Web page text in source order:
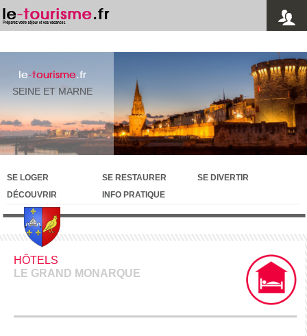
le-tourisme.fr
SEINE ET MARNE
SE LOGER SE RESTAURER
SE DIVERTIR
DÉCOUVRIR
INFO PRATIQUE
HÔTELS
LE GRAND MONARQUE